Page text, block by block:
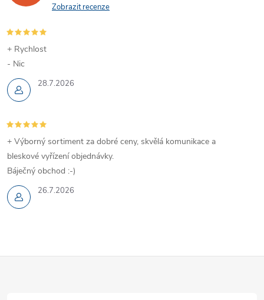
Zobrazit recenze
28.7.2026
+ Rychlost
- Nic
26.7.2026
+ Výborný sortiment za dobré ceny, skvělá komunikace a
bleskové vyřízení objednávky.
Báječný obchod :-)